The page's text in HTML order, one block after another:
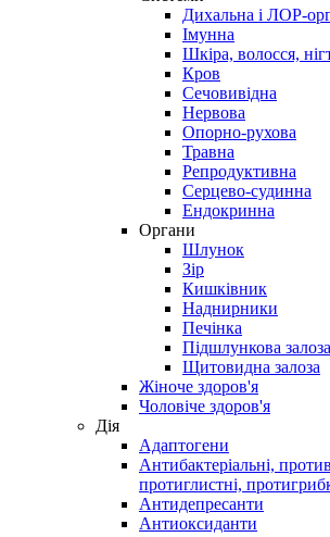
Дихальна і ЛОР-
Імунна
Шкіра, волосся,
Кров
Сечовивідна
Нервова
Опорно-рухова
Травна
Репродуктивна
Серцево-судинна
Ендокринна
Органи
Шлунок
Зір
Кишківник
Наднирники
Печінка
Підшлункова залоза
Щитовидна залоза
Жіноче здоров'я
Чоловіче здоров'я
Дія
Адаптогени
Антибактеріальні,
протиглистні,
Антидепресанти
Антиоксиданти